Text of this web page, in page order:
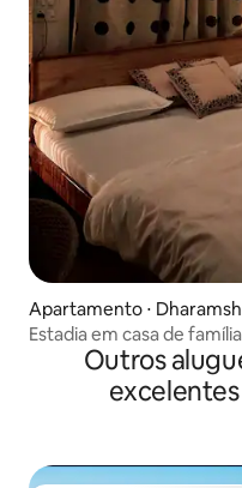
Apartamento ⋅
Estadia em casa de
Outros